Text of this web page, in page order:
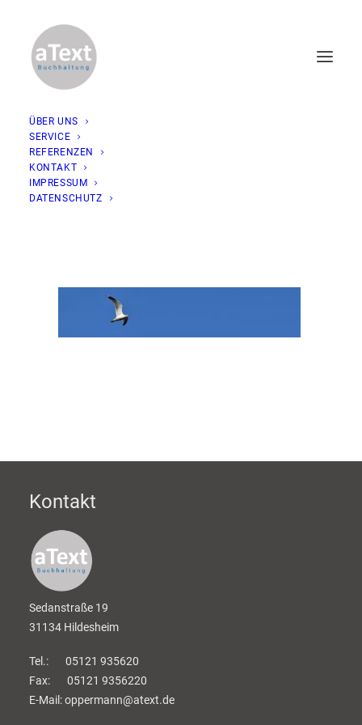
ÜBER UNS
SERVICE
REFERENZEN
KONTAKT
IMPRESSUM
DATENSCHUTZ
Kontakt
Sedanstraße 19
31134 Hildesheim
Tel.: 05121 935620
Fax: 05121 9356220
E-Mail: oppermann@atext.de